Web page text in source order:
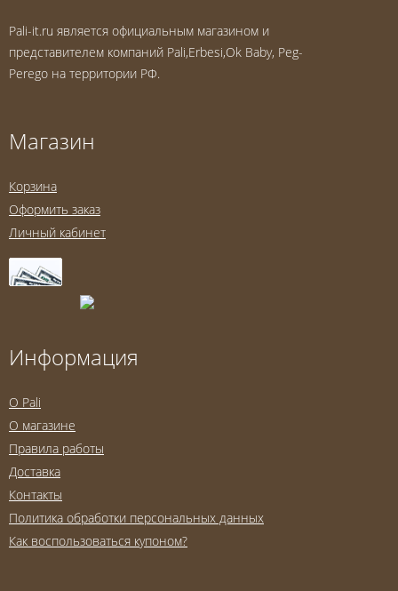
Pali-it.ru является официальным магазином и
представителем компаний Pali,Erbesi,Ok Baby, Peg-
Perego на территории РФ.
Магазин
Корзина
Оформить заказ
Личный кабинет
Информация
O Pali
О магазине
Правила работы
Доставка
Контакты
Политика обработки персональных данных
Как воспользоваться купоном?